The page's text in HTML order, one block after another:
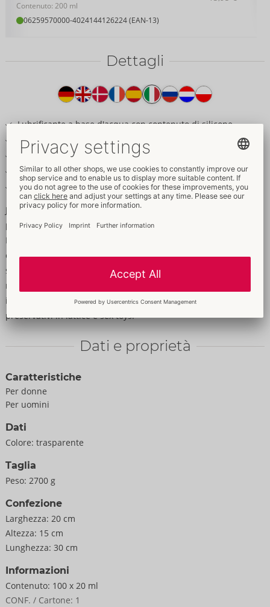
Contenuto: 200 ml
06259570000-4024144126224 (EAN-13)
Dettagli
prodotto
Lubrificante a base d'acqua con contenuto di silicone
Adatto anche per i giocattoli
Vegano, senza grassi
Inodore e insapore
Sicuro per i preservativi in lattice
Just Glide Performance è perfetto per i giochi d'amore
prolungati, anche con i giocattoli!
Il lubrificante a base d'acqua con contenuto di silicone ha una
consistenza extra liscia e possiede eccellenti proprietà di
scorrimento di lunga durata. L'applicazione lascia la pelle
meravigliosamente vellutata e setosa. Vegano, inodore e
insapore. Non unge e si lava via facilmente. Adatto all'uso con
preservativi in lattice e sex toys.
Dati e proprietà
Caratteristiche
Per donne
Per uomini
Dati
Colore: trasparente
Taglia
Peso: 2700 g
Confezione
Larghezza: 20 cm
Altezza: 15 cm
Lunghezza: 30 cm
Informazioni
Contenuto: 100 x 20 ml
CONF. / Cartone: 1